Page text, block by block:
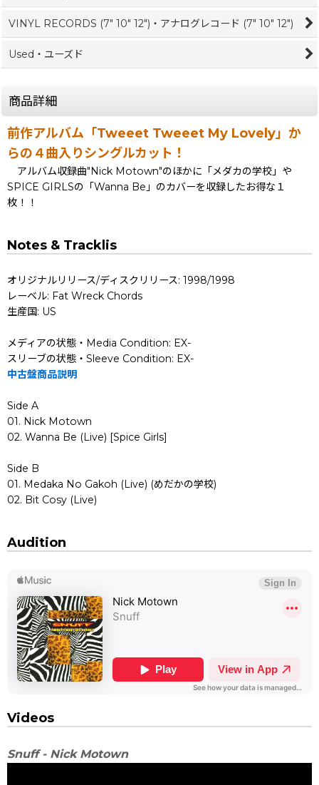
VINYL RECORDS (7" 10" 12")・アナログレコード (7" 10" 12")
Used・ユーズド
商品詳細
前作アルバム「Tweeet Tweeet My Lovely」か
らの４曲入りシングルカット！
アルバム収録曲"Nick Motown"のほかに「メダカの学校」や
SPICE GIRLSの「Wanna Be」のカバーを収録したお得な１
枚！！
Notes & Tracklis
オリジナルリリース/ディスクリリース: 1998/1998
レーベル: Fat Wreck Chords
生産国: US
メディアの状態・Media Condition: EX-
スリーブの状態・Sleeve Condition: EX-
中古盤商品説明
Side A
01. Nick Motown
02. Wanna Be (Live) [Spice Girls]
Side B
01. Medaka No Gakoh (Live) (めだかの学校)
02. Bit Cosy (Live)
Audition
Videos
Snuff - Nick Motown